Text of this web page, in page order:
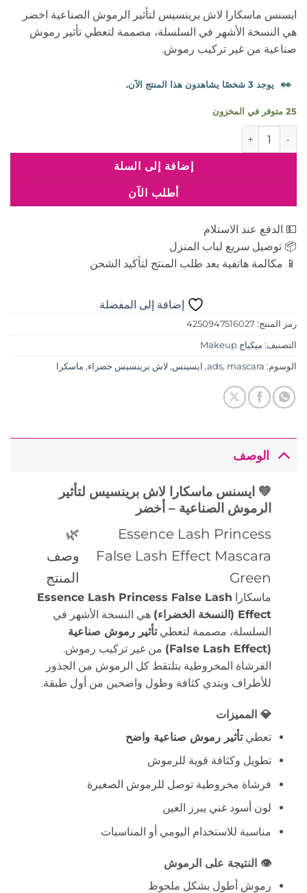
ايسنس ماسكارا لاش برينسيس لتأثير الرموش الصناعية اخضر
هي النسخة الأشهر في السلسلة، مصممة لتعطي تأثير رموش
صناعية من غير تركيب رموش.
👀 يوجد 3 شخصًا يشاهدون هذا المنتج الآن.
25 متوفر في المخزون
كمية ايسنس ماسكارا لاش برينسيس لتأثير الرموش الصناعية اخضر
إضافة إلى السلة
أطلب الآن
💵 الدفع عند الاستلام
📦 توصيل سريع لباب المنزل
📱 مكالمة هاتفية بعد طلب المنتج لتأكيد الشحن
إضافة إلى المفضلة
رمز المنتج: 4250947516027
التصنيف: ميكياج Makeup
الوسوم: ads, mascara
, ايسينس, لاش برينسيس خضراء, ماسكرا
الوصف
💚 ايسنس ماسكارا لاش برينسيس لتأثير
الرموش الصناعية – أخضر
Essence Lash Princess
False Lash Effect Mascara
Green
🌿
وصف
المنتج
ماسكارا Essence Lash Princess False Lash
Effect (النسخة الخضراء)
هي النسخة الأشهر في
السلسلة، مصممة لتعطيتأثير رموش صناعية
(False Lash Effect)
من غير تركيب رموش.
الفرشاة المخروطية بتلتقط كل الرموش من الجذور
للأطراف وبتدي كثافة وطول واضحين من أول طبقة.
💎 المميزات
تعطيتأثير رموش صناعية واضح
تطويل وكثافة قوية للرموش
فرشاة مخروطية توصل للرموش الصغيرة
لون أسود غني يبرز العين
مناسبة للاستخدام اليومي أو المناسبات
👁️ النتيجة على الرموش
رموش أطول بشكل ملحوظ